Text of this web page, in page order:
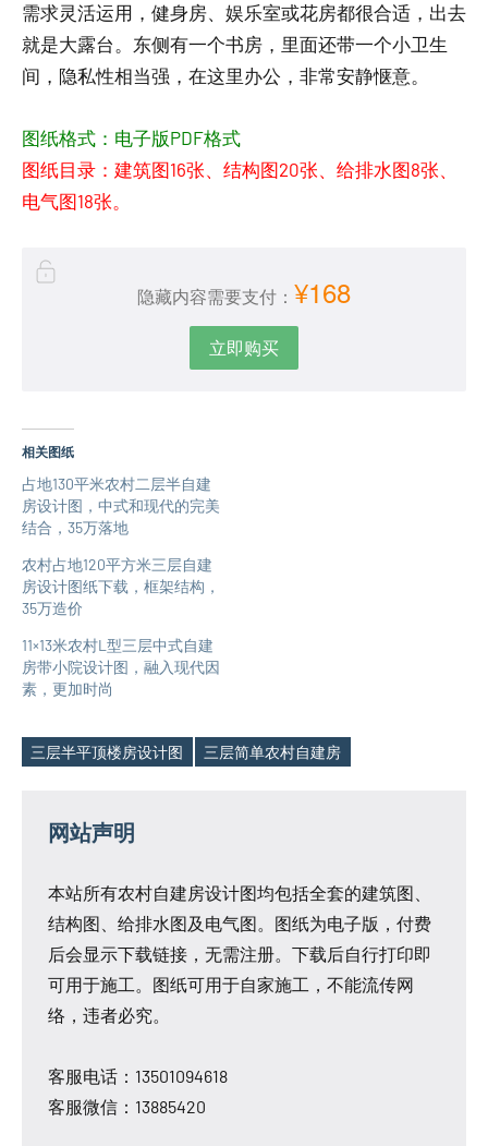
需求灵活运用，健身房、娱乐室或花房都很合适，出去
就是大露台。东侧有一个书房，里面还带一个小卫生
间，隐私性相当强，在这里办公，非常安静惬意。
图纸格式：电子版PDF格式
图纸目录：建筑图16张、结构图20张、给排水图8张、
电气图18张。
隐藏内容需要支付： ¥168
立即购买
相关图纸
占地130平米农村二层半自建
房设计图，中式和现代的完美
结合，35万落地
农村占地120平方米三层自建
房设计图纸下载，框架结构，
35万造价
11×13米农村L型三层中式自建
房带小院设计图，融入现代因
素，更加时尚
Tags
三层半平顶楼房设计图 三层简单农村自建房
网站声明
本站所有农村自建房设计图均包括全套的建筑图、
结构图、给排水图及电气图。图纸为电子版，付费
后会显示下载链接，无需注册。下载后自行打印即
可用于施工。图纸可用于自家施工，不能流传网
络，违者必究。
客服电话：13501094618
客服微信：13885420